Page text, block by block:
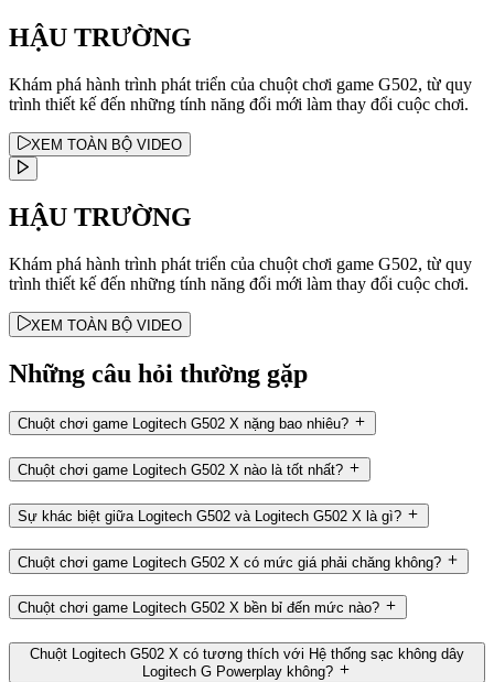
HẬU TRƯỜNG
Khám phá hành trình phát triển của chuột chơi game G502, từ quy
trình thiết kế đến những tính năng đổi mới làm thay đổi cuộc chơi.
XEM TOÀN BỘ VIDEO
HẬU TRƯỜNG
Khám phá hành trình phát triển của chuột chơi game G502, từ quy
trình thiết kế đến những tính năng đổi mới làm thay đổi cuộc chơi.
XEM TOÀN BỘ VIDEO
Những câu hỏi thường gặp
Chuột chơi game Logitech G502 X nặng bao nhiêu?
Chuột chơi game Logitech G502 X nào là tốt nhất?
Sự khác biệt giữa Logitech G502 và Logitech G502 X là gì?
Chuột chơi game Logitech G502 X có mức giá phải chăng không?
Chuột chơi game Logitech G502 X bền bỉ đến mức nào?
Chuột Logitech G502 X có tương thích với Hệ thống sạc không dây
Logitech G Powerplay không?